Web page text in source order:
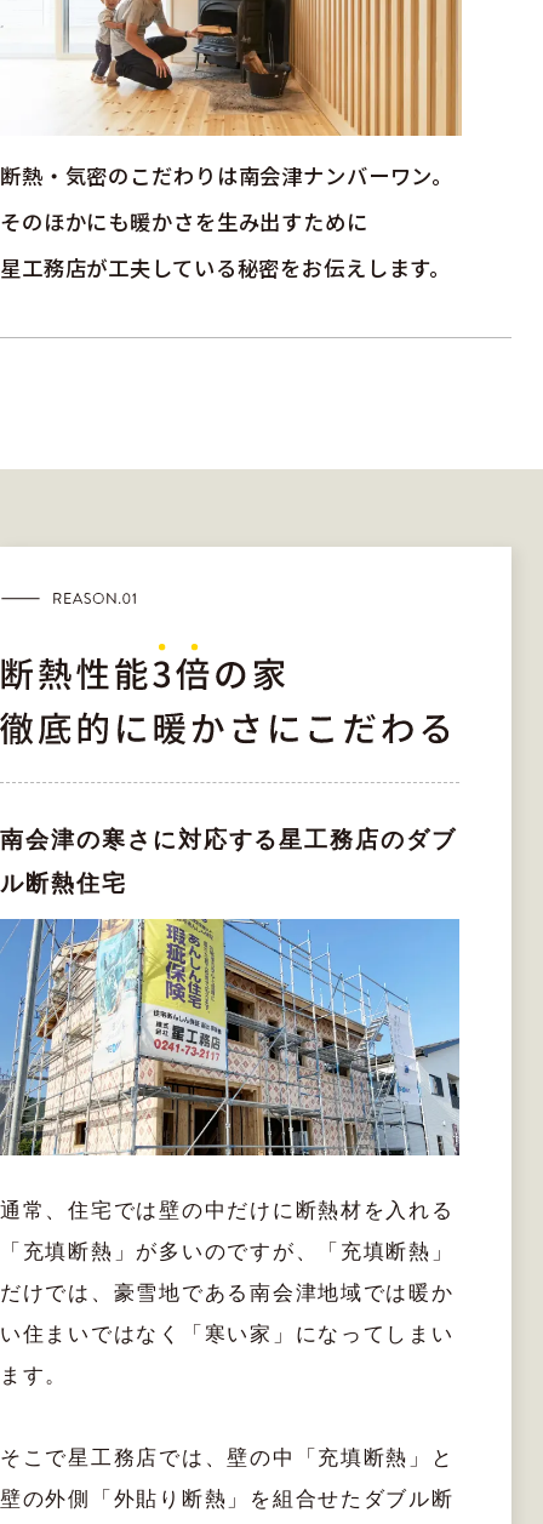
断熱・気密のこだわりは南会津ナンバーワン。
そのほかにも暖かさを生み出すために
星工務店が工夫している秘密をお伝えします。
南会津の寒さに対応する星工務店のダブ
ル断熱住宅
通常、住宅では壁の中だけに断熱材を入れる
「充填断熱」が多いのですが、「充填断熱」
だけでは、豪雪地である南会津地域では暖か
い住まいではなく「寒い家」になってしまい
ます。
そこで星工務店では、壁の中「充填断熱」と
壁の外側「外貼り断熱」を組合せたダブル断